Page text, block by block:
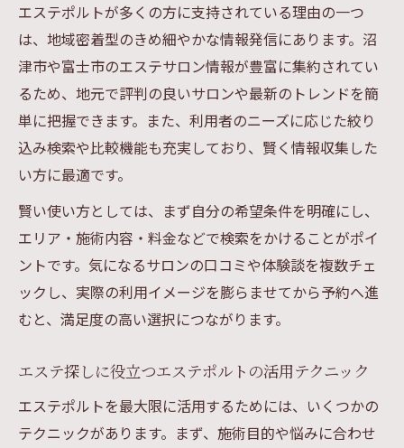
エステポルトが多くの方に支持されている理由の一つ
は、地域密着型のきめ細やかな情報発信にあります。沼
津市や富士市のエステサロン情報が豊富に集約されてい
るため、地元で評判の良いサロンや最新のトレンドを簡
単に把握できます。また、利用者のニーズに応じた絞り
込み検索や比較機能も充実しており、賢く情報収集した
い方に最適です。
賢い使い方としては、まず自分の希望条件を明確にし、
エリア・施術内容・料金などで検索をかけることがポイ
ントです。気になるサロンの口コミや体験談を複数チェ
ックし、実際の利用イメージを膨らませてから予約へ進
むと、満足度の高い選択につながります。
エステ探しに役立つエステポルトの活用テクニック
エステポルトを最大限に活用するためには、いくつかの
テクニックがあります。まず、施術目的や悩みに合わせ